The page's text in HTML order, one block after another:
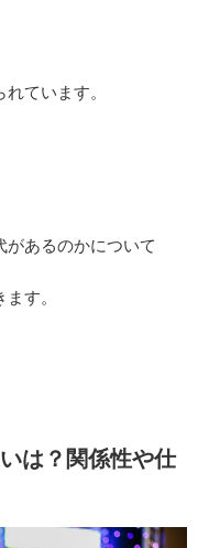
ています。
あるのかについて
す。
は？関係性や仕